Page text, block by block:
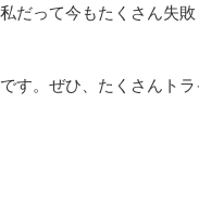
って今もたくさん失敗
。ぜひ、たくさんトラ